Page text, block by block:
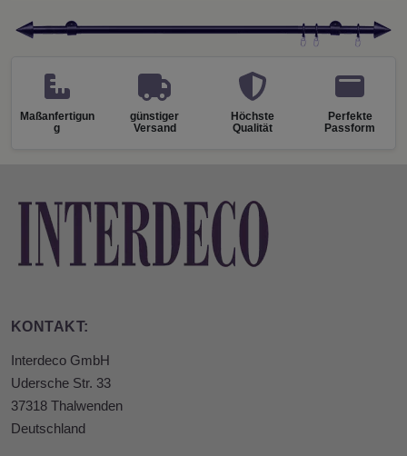
Maßanfertigun
g
günstiger
Versand
Höchste
Qualität
Perfekte
Passform
KONTAKT:
Interdeco GmbH
Udersche Str. 33
37318 Thalwenden
Deutschland